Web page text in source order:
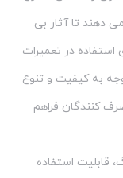
دهند تا آثار بی
در تعمیرات
به کیفیت و تنوع
کنندگان فراهم
قابلیت استفاده